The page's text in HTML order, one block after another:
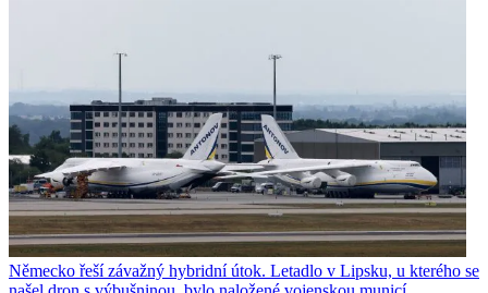
Německo řeší závažný hybridní útok. Letadlo v Lipsku, u kterého se